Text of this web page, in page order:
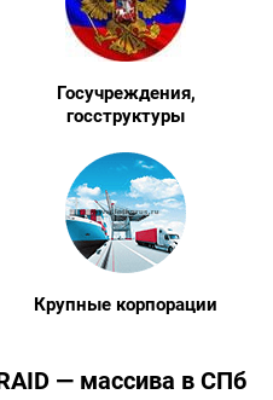
Госучреждения,
госструктуры
Крупные корпорации
— массива в СПб